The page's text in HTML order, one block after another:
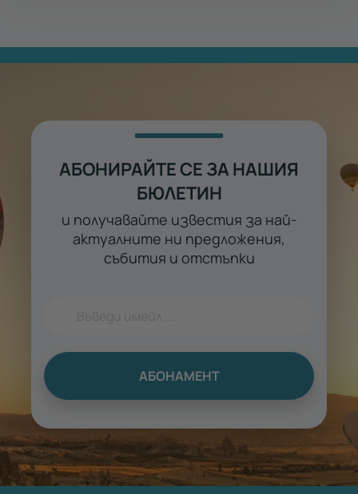
АБОНИРАЙТЕ СЕ ЗА НАШИЯ
БЮЛЕТИН
и получавайте известия за най-
актуалните ни предложения,
събития и отстъпки
АБОНАМЕНТ